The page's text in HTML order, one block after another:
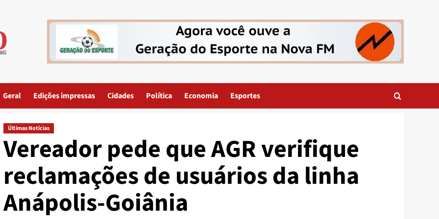
Geral Edições impressas Cidades Política Economia Esportes
Últimas Notícias
Vereador pede que AGR verifique
reclamações de usuários da linha
Anápolis-Goiânia